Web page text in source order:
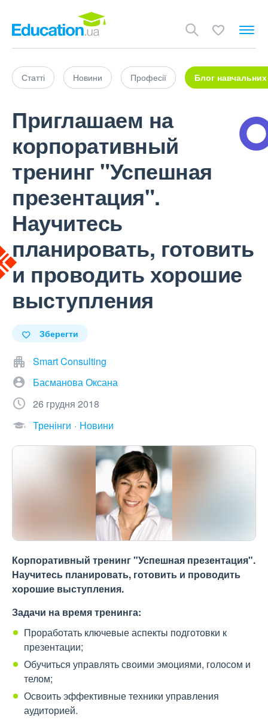
Статті Новини Професії Блог навчальних
Приглашаем на
корпоративный
тренинг "Успешная
презентация".
Научитесь
планировать, готовить
и проводить хорошие
выступления
Зберегти
Smart Consulting
Басманова Оксана
26 грудня 2018
Тренінги
Новини
Корпоративный тренинг "Успешная презентация".
Научитесь планировать, готовить и проводить
хорошие выступления.
Задачи на время тренинга:
Проработать ключевые аспекты подготовки к
презентации;
Обучиться управлять своими эмоциями, голосом и
телом;
Освоить эффективные техники управления
аудиторией.